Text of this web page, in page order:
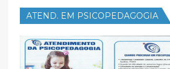
ATEND. EM PSICOPEDAGOGIA